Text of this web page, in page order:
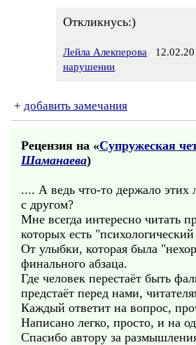
Откликнусь:)
Лейла Алекперова
нарушении
+ добавить замечания
Рецензия на «Супружеская
Шаманаева)
.... А ведь что-то держало этих
с другом?
Мне всегда интересно читать
которых есть
От улыбки, которая была
финального абзаца.
Где человек перестаёт быть
предстаёт перед нами,
Каждый ответит на вопрос,
Написано легко, просто, и на
Спасибо автору за